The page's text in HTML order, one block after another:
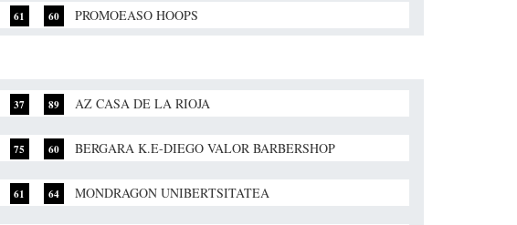
61 60 PROMOEASO HOOPS
37 89 AZ CASA DE LA RIOJA
75 60 BERGARA K.E-DIEGO VALOR BARBERSHOP
61 64 MONDRAGON UNIBERTSITATEA